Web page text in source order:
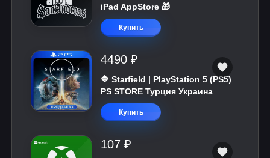
iPad AppStore 🎁
Купить
4490 ₽
🔷 Starfield | PlayStation 5 (PS5)
PS STORE Турция Украина
Купить
107 ₽